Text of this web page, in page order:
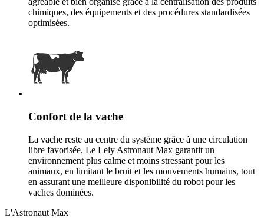
chimiques, des équipements et des procédures standardisées
optimisées.
Confort de la vache
La vache reste au centre du système grâce à une circulation
libre favorisée. Le Lely Astronaut Max garantit un
environnement plus calme et moins stressant pour les
animaux, en limitant le bruit et les mouvements humains, tout
en assurant une meilleure disponibilité du robot pour les
vaches dominées.
L'Astronaut Max